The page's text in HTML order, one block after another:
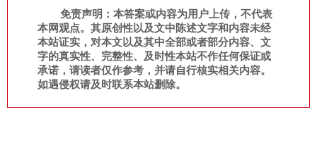
免责声明：本答案或内容为用户上传，不代表
本网观点。其原创性以及文中陈述文字和内容未经
本站证实，对本文以及其中全部或者部分内容、文
字的真实性、完整性、及时性本站不作任何保证或
承诺，请读者仅作参考，并请自行核实相关内容。
如遇侵权请及时联系本站删除。